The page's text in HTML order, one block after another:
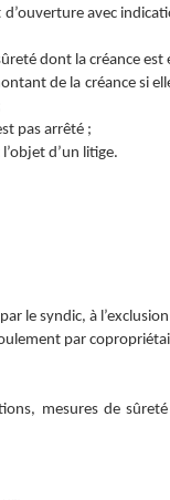
avec
dont la créance est
de la créance si
pas arrêté ;
d’un litige.
le syndic, à
par
mesures de